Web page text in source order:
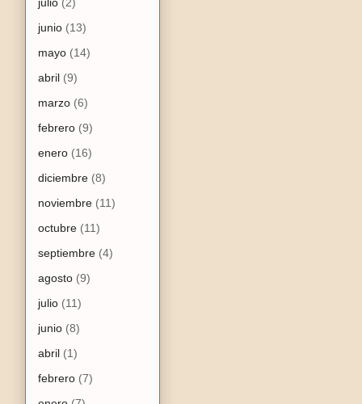
junio (13)
mayo (14)
abril (9)
marzo (6)
febrero (9)
enero (16)
diciembre (8)
noviembre (11)
octubre (11)
septiembre (4)
agosto (9)
julio (11)
junio (8)
abril (1)
febrero (7)